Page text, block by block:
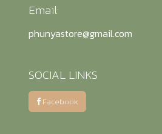
Email:
phunyastore@gmail.com
SOCIAL LINKS
Facebook